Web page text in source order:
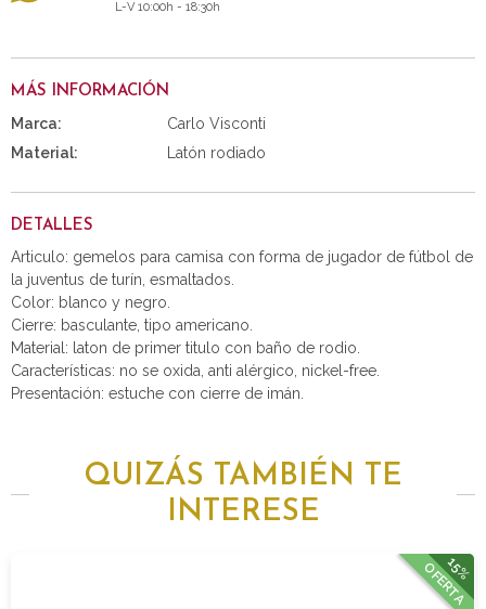
L-V 10:00h - 18:30h
MÁS INFORMACIÓN
Marca:
Carlo Visconti
Material:
Latón rodiado
DETALLES
Articulo: gemelos para camisa con forma de jugador de fútbol de
la juventus de turín, esmaltados.
Color: blanco y negro.
Cierre: basculante, tipo americano.
Material: laton de primer titulo con baño de rodio.
Características: no se oxida, anti alérgico, nickel-free.
Presentación: estuche con cierre de imán.
QUIZÁS TAMBIÉN TE
INTERESE
15%
OFERTA